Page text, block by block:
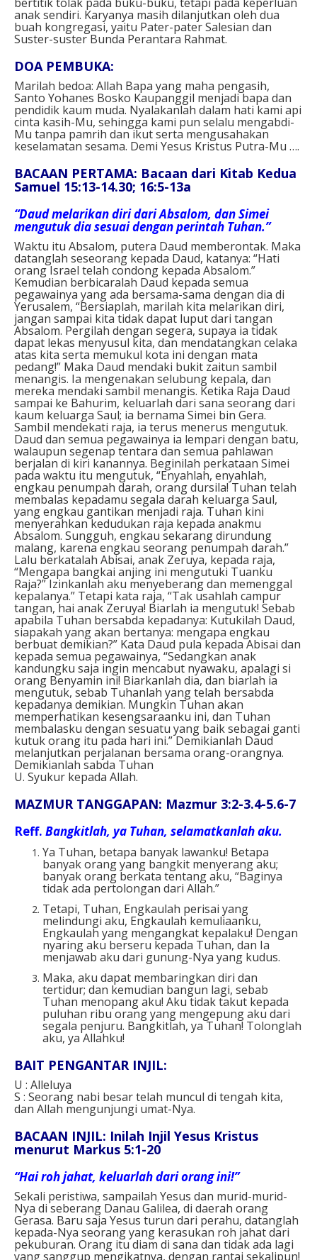
anak sendiri. Karyanya masih dilanjutkan oleh dua
buah kongregasi, yaitu Pater-pater Salesian dan
Suster-suster Bunda Perantara Rahmat.
DOA PEMBUKA:
Marilah bedoa: Allah Bapa yang maha pengasih,
Santo Yohanes Bosko Kaupanggil menjadi bapa dan
pendidik kaum muda. Nyalakanlah dalam hati kami api
cinta kasih-Mu, sehingga kami pun selalu mengabdi-
Mu tanpa pamrih dan ikut serta mengusahakan
keselamatan sesama. Demi Yesus Kristus Putra-Mu ….
BACAAN PERTAMA: Bacaan dari Kitab Kedua
Samuel 15:13-14.30; 16:5-13a
“Daud melarikan diri dari Absalom, dan Simei
mengutuk dia sesuai dengan perintah Tuhan.”
Waktu itu Absalom, putera Daud memberontak. Maka
datanglah seseorang kepada Daud, katanya: “Hati
orang Israel telah condong kepada Absalom.”
Kemudian berbicaralah Daud kepada semua
pegawainya yang ada bersama-sama dengan dia di
Yerusalem, “Bersiaplah, marilah kita melarikan diri,
jangan sampai kita tidak dapat luput dari tangan
Absalom. Pergilah dengan segera, supaya ia tidak
dapat lekas menyusul kita, dan mendatangkan celaka
atas kita serta memukul kota ini dengan mata
pedang!” Maka Daud mendaki bukit zaitun sambil
menangis. Ia mengenakan selubung kepala, dan
mereka mendaki sambil menangis. Ketika Raja Daud
sampai ke Bahurim, keluarlah dari sana seorang dari
kaum keluarga Saul; ia bernama Simei bin Gera.
Sambil mendekati raja, ia terus menerus mengutuk.
Daud dan semua pegawainya ia lempari dengan batu,
walaupun segenap tentara dan semua pahlawan
berjalan di kiri kanannya. Beginilah perkataan Simei
pada waktu itu mengutuk, “Enyahlah, enyahlah,
engkau penumpah darah, orang dursila! Tuhan telah
membalas kepadamu segala darah keluarga Saul,
yang engkau gantikan menjadi raja. Tuhan kini
menyerahkan kedudukan raja kepada anakmu
Absalom. Sungguh, engkau sekarang dirundung
malang, karena engkau seorang penumpah darah.”
Lalu berkatalah Abisai, anak Zeruya, kepada raja,
“Mengapa bangkai anjing ini mengutuki Tuanku
Raja?” Izinkanlah aku menyeberang dan memenggal
kepalanya.” Tetapi kata raja, “Tak usahlah campur
tangan, hai anak Zeruya! Biarlah ia mengutuk! Sebab
apabila Tuhan bersabda kepadanya: Kutukilah Daud,
siapakah yang akan bertanya: mengapa engkau
berbuat demikian?” Kata Daud pula kepada Abisai dan
kepada semua pegawainya, “Sedangkan anak
kandungku saja ingin mencabut nyawaku, apalagi si
orang Benyamin ini! Biarkanlah dia, dan biarlah ia
mengutuk, sebab Tuhanlah yang telah bersabda
kepadanya demikian. Mungkin Tuhan akan
memperhatikan kesengsaraanku ini, dan Tuhan
membalasku dengan sesuatu yang baik sebagai ganti
kutuk orang itu pada hari ini.” Demikianlah Daud
melanjutkan perjalanan bersama orang-orangnya.
Demikianlah sabda Tuhan
U. Syukur kepada Allah.
MAZMUR TANGGAPAN: Mazmur 3:2-3.4-5.6-7
Reff. Bangkitlah, ya Tuhan, selamatkanlah aku.
Ya Tuhan, betapa banyak lawanku! Betapa
banyak orang yang bangkit menyerang aku;
banyak orang berkata tentang aku, “Baginya
tidak ada pertolongan dari Allah.”
Tetapi, Tuhan, Engkaulah perisai yang
melindungi aku, Engkaulah kemuliaanku,
Engkaulah yang mengangkat kepalaku! Dengan
nyaring aku berseru kepada Tuhan, dan Ia
menjawab aku dari gunung-Nya yang kudus.
Maka, aku dapat membaringkan diri dan
tertidur; dan kemudian bangun lagi, sebab
Tuhan menopang aku! Aku tidak takut kepada
puluhan ribu orang yang mengepung aku dari
segala penjuru. Bangkitlah, ya Tuhan! Tolonglah
aku, ya Allahku!
BAIT PENGANTAR INJIL:
U : Alleluya
S : Seorang nabi besar telah muncul di tengah kita,
dan Allah mengunjungi umat-Nya.
BACAAN INJIL: Inilah Injil Yesus Kristus
menurut Markus 5:1-20
“Hai roh jahat, keluarlah dari orang ini!”
Sekali peristiwa, sampailah Yesus dan murid-murid-
Nya di seberang Danau Galilea, di daerah orang
Gerasa. Baru saja Yesus turun dari perahu, datanglah
kepada-Nya seorang yang kerasukan roh jahat dari
pekuburan. Orang itu diam di sana dan tidak ada lagi
yang sanggup mengikatnya, dengan rantai sekalipun!